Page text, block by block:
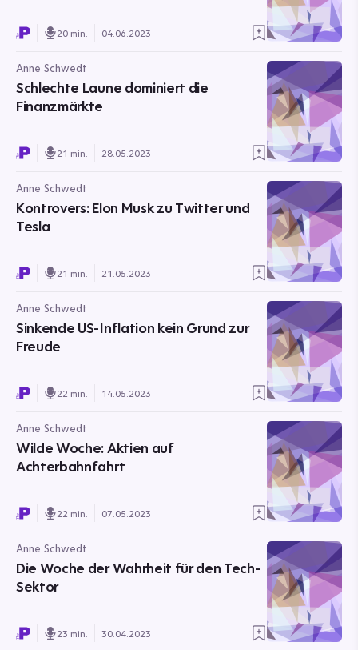
20 min. 04.06.2023
Anne Schwedt
Schlechte Laune dominiert die
Finanzmärkte
21 min. 28.05.2023
Anne Schwedt
Kontrovers: Elon Musk zu Twitter und
Tesla
21 min. 21.05.2023
Anne Schwedt
Sinkende US-Inflation kein Grund zur
Freude
22 min. 14.05.2023
Anne Schwedt
Wilde Woche: Aktien auf
Achterbahnfahrt
22 min. 07.05.2023
Anne Schwedt
Die Woche der Wahrheit für den Tech-
Sektor
23 min. 30.04.2023